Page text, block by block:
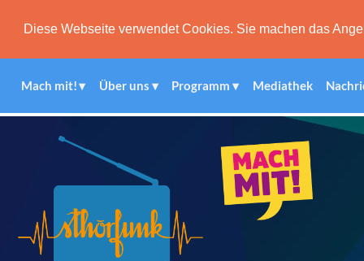
Diese Webseite verwendet Cookies. Sie machen das
Mach mit! Über uns Programm Mediathek